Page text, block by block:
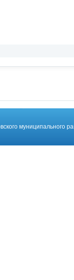
муниципального